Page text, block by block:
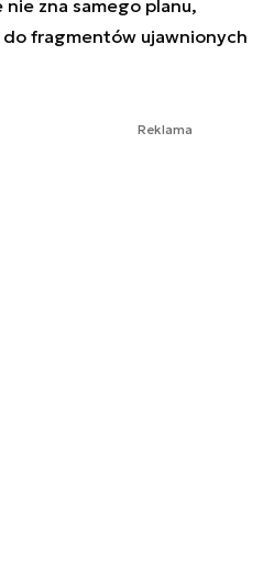
zna samego planu,
fragmentów ujawnionych
Reklama